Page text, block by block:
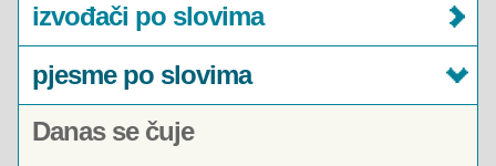
izvođači po slovima
pjesme po slovima
Danas se čuje